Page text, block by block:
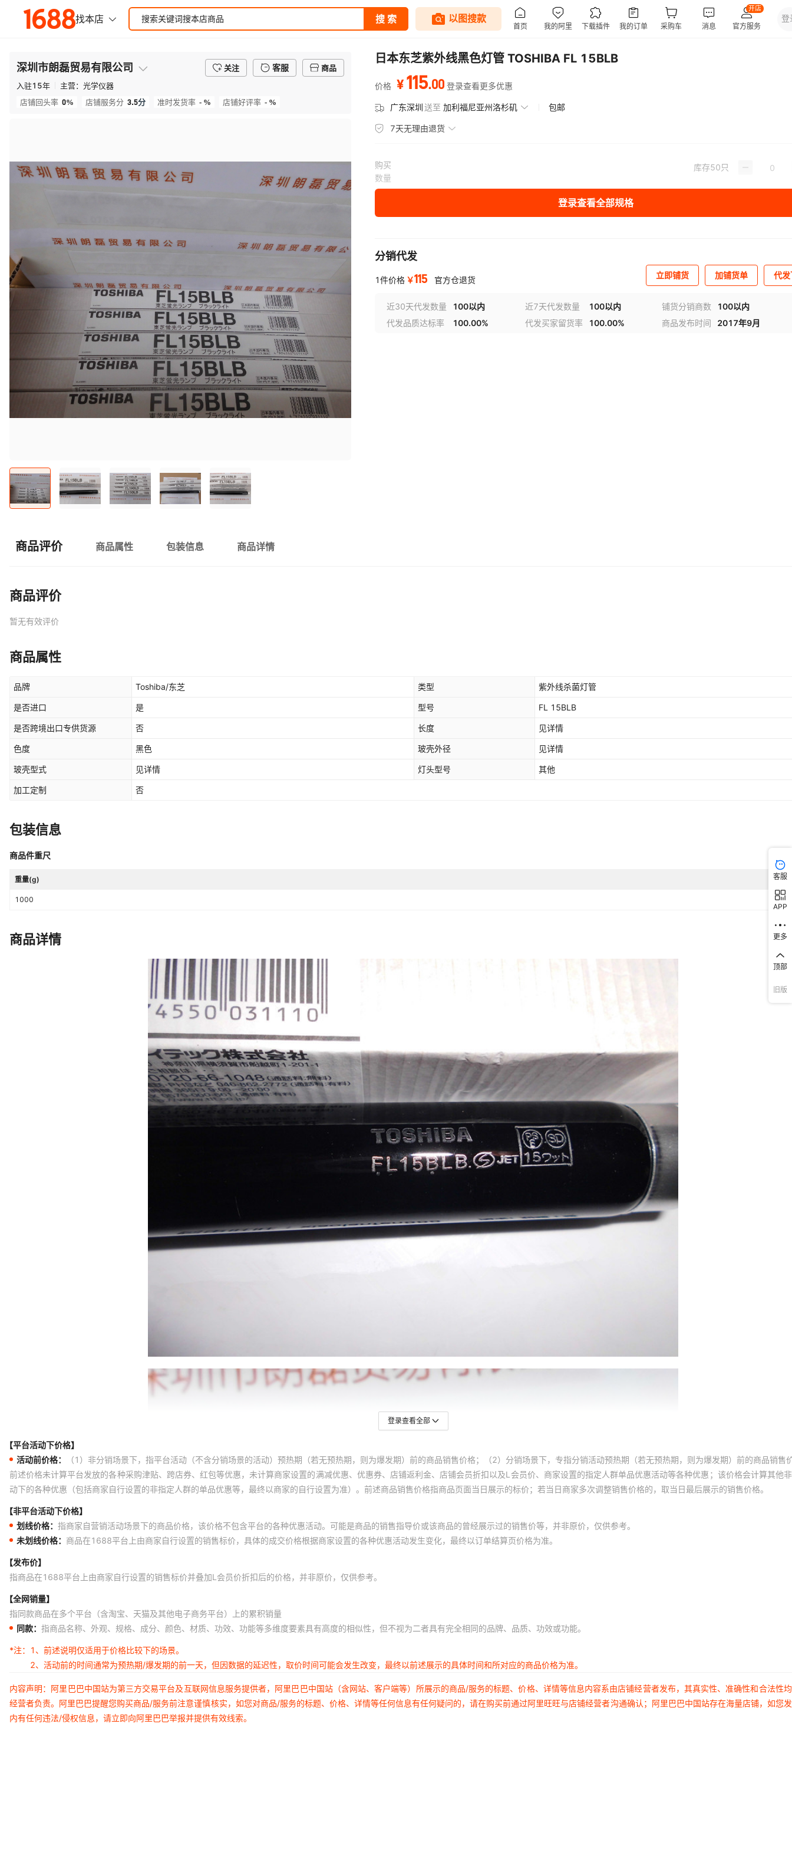
深圳市朗磊贸易有限公司 关注 客服
商品
入驻15年 主营： 光学仪器
店铺回头率 0% 店铺服务分 3.5分 准时发货率 - % 店铺好评率 - %
日本东芝紫外线黑色灯管 TOSHIBA FL 15BLB
价格 ¥115.00 登录查看更多优惠
广东深圳送至 加利福尼亚州洛杉矶 包邮
7天无理由退货
购买
数量
库存50只
登录查看全部规格
分销代发
1件价格 ￥115 官方仓退货 立即铺货 加铺货单 代
近30天代发数量 100以内 近7天代发数量 100以内 铺货分销商数
100以内
代发品质达标率
100.00% 代发买家留货率 100.00% 商品发布时间 2017年9月
商品评价 商品属性 包装信息 商品详情
商品评价
暂无有效评价
商品属性
品牌 Toshiba/东芝 类型 紫外线杀菌灯管
是否进口 是 型号 FL 15BLB
是否跨境出口专供货源 否 长度 见详情
色度 黑色 玻壳外径 见详情
玻壳型式 见详情 灯头型号 其他
加工定制 否
包装信息
商品件重尺
重量(g)
1000
商品详情
登录查看全部
【平台活动下价格】
活动前价格：
（1）非分销场景下，指平台活动（不含分销场景的活动）预热期（若无预热期，则为爆发期）前的商品销售价格；（2）分销场景下，专指分销活动预热期（若无预热期，则为爆发期）前的商品销售
前述价格未计算平台发放的各种采购津贴、跨店券、红包等优惠，未计算商家设置的满减优惠、优惠券、店铺返利金、店铺会员折扣以及L会员价、商家设置的指定人群单品优惠活动等各种优惠；该价格会计算其他
动下的各种优惠（包括商家自行设置的非指定人群的单品优惠等，最终以商家的自行设置为准）。前述商品销售价格指商品页面当日展示的标价；若当日商家多次调整销售价格的，取当日最后展示的销售价格。
【非平台活动下价格】
划线价格： 指商家自营销活动场景下的商品价格，该价格不包含平台的各种优惠活动。可能是商品的销售指导价或该商品的曾经展示过的销售价等，并非原价，仅供参考。
未划线价格： 商品在1688平台上由商家自行设置的销售标价，具体的成交价格根据商家设置的各种优惠活动发生变化，最终以订单结算页价格为准。
【发布价】
指商品在1688平台上由商家自行设置的销售标价并叠加L会员价折扣后的价格，并非原价，仅供参考。
【全网销量】
指同款商品在多个平台（含淘宝、天猫及其他电子商务平台）上的累积销量
同款： 指商品名称、外观、规格、成分、颜色、材质、功效、功能等多维度要素具有高度的相似性，但不视为二者具有完全相同的品牌、品质、功效或功能。
*注：
1、前述说明仅适用于价格比较下的场景。
2、活动前的时间通常为预热期/爆发期的前一天，但因数据的延迟性，取价时间可能会发生改变，最终以前述展示的具体时间和所对应的商品价格为准。
内容声明：阿里巴巴中国站为第三方交易平台及互联网信息服务提供者，阿里巴巴中国站（含网站、客户端等）所展示的商品/服务的标题、价格、详情等信息内容系由店铺经营者发布，其真实性、准确性和合法性
经营者负责。阿里巴巴提醒您购买商品/服务前注意谨慎核实，如您对商品/服务的标题、价格、详情等任何信息有任何疑问的，请在购买前通过阿里旺旺与店铺经营者沟通确认；阿里巴巴中国站存在海量店铺，如您
内有任何违法/侵权信息，请立即向阿里巴巴举报并提供有效线索。
客服
APP
更多
顶部
旧版